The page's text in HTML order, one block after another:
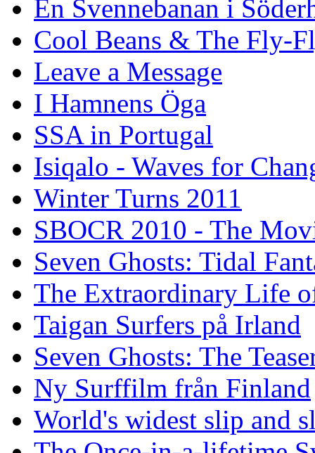
En Svennebanan i
Cool Beans & The Fly-
Leave a Message
I Hamnens Öga
SSA in Portugal
Isiqalo - Waves for
Winter Turns 2011
SBOCR 2010 - The
Seven Ghosts: Tidal
The Extraordinary Life
Taigan Surfers på Irland
Seven Ghosts: The
Ny Surffilm från Finland
World's widest slip and